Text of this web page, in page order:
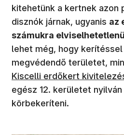
kitehetünk a kertnek azon
disznók járnak, ugyanis az
számukra
lehet még, hogy kerítéssel
megvédendő területet,
Kiscelli erdőkert
egész 12. kerületet
körbekeríteni.